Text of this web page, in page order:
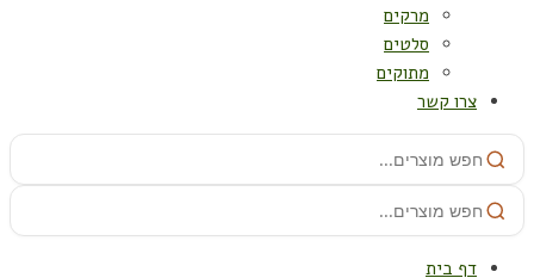
מרקים
סלטים
מתוקים
צרו קשר
דף בית